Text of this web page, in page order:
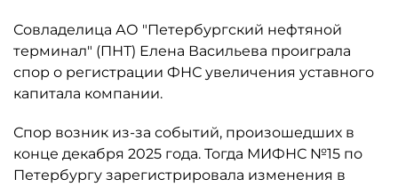
Совладелица АО "Петербургский нефтяной
терминал" (ПНТ) Елена Васильева проиграла
спор о регистрации ФНС увеличения уставного
капитала компании.
Спор возник из-за событий, произошедших в
конце декабря 2025 года. Тогда МИФНС №15 по
Петербургу зарегистрировала изменения в